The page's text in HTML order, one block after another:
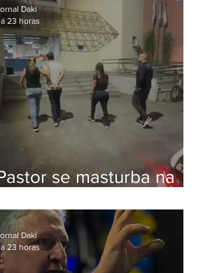
se masturba na
na Zona Oeste
Daki
23 horas
Daki
23 horas